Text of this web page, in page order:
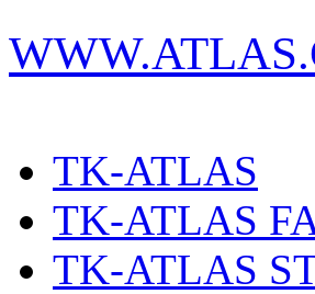
TK-ATLAS
TK-ATLAS
TK-ATLAS